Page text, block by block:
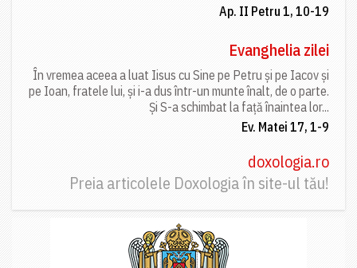
Ap. II Petru 1, 10-19
Evanghelia zilei
În vremea aceea a luat Iisus cu Sine pe Petru și pe Iacov și
pe Ioan, fratele lui, și i-a dus într-un munte înalt, de o parte.
Și S-a schimbat la față înaintea lor...
Ev. Matei 17, 1-9
doxologia.ro
Preia articolele Doxologia în site-ul tău!